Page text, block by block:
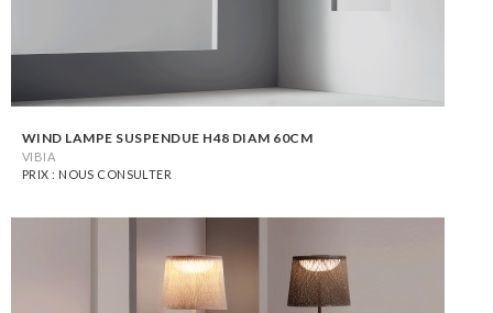
WIND LAMPE SUSPENDUE H48 DIAM 60CM
VIBIA
PRIX : NOUS CONSULTER